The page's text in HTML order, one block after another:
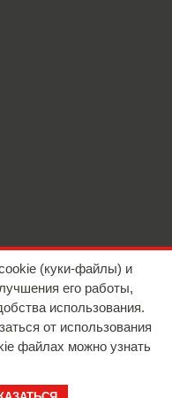
(куки-файлы) и
его работы,
использования.
от использования
файлах можно узнать